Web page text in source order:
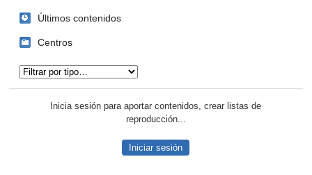
Últimos contenidos
Centros
Inicia sesión para aportar contenidos, crear listas de
reproducción...
Iniciar sesión